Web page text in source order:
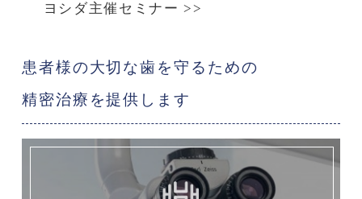
ヨシダ主催セミナー>>
患者様の大切な歯を守るための
精密治療を提供します